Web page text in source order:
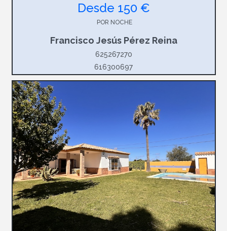
Desde 150 €
POR NOCHE
Francisco Jesús Pérez Reina
625267270
616300697